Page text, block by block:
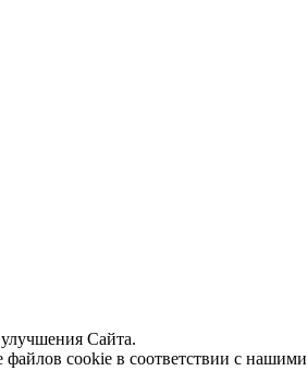
Сайта.
файлов cookie в соответствии с нашими